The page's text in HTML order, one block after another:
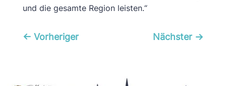
und die gesamte Region leisten.“
← Vorheriger Nächster →